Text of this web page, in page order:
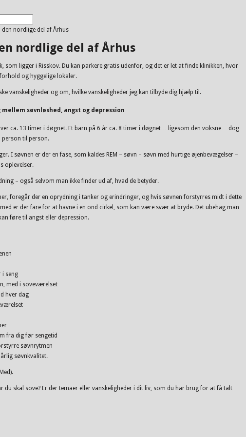
den nordlige del af Århus
nordlige del af Århus
ligger i Risskov. Du kan parkere gratis udenfor, og det er let at finde klinikken, hvor
og hyggelige lokaler.
vanskeligheder og om, hvilke vanskeligheder jeg kan tilbyde dig hjælp til.
søvnløshed, angst og depression
ca. 13 timer i døgnet. Et barn på 6 år ca. 8 timer i døgnet… ligesom den voksne… dog
til person.
I søvnen er der en fase, som kaldes REM – søvn – søvn med hurtige øjenbevægelser –
oplevelser.
– også selvom man ikke finder ud af, hvad de betyder.
foregår der en oprydning i tanker og erindringer, og hvis søvnen forstyrres midt i dette
er der fare for at havne i en ond cirkel, som kan være svær at bryde. Det ubehag man
føre til angst eller depression.
i seng
med i soveværelset
hver dag
fra dig før sengetid
søvnrytmen
søvnkvalitet.
skal sove? Er der temaer eller vanskeligheder i dit liv, som du har brug for at få talt